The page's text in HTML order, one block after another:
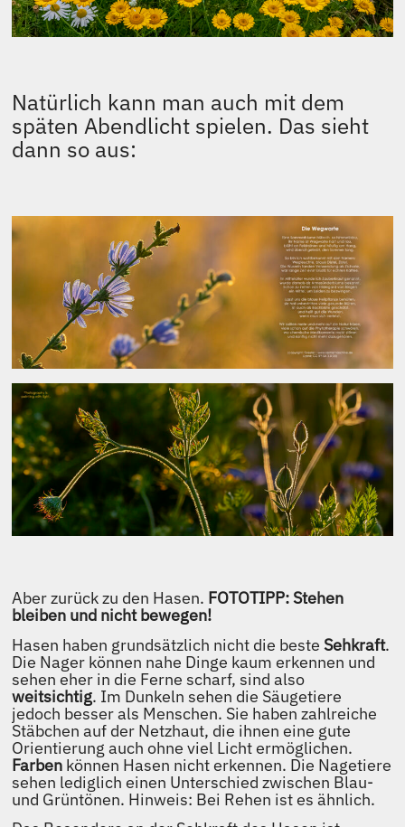
Natürlich kann man auch mit dem
späten Abendlicht spielen. Das sieht
dann so aus:
Aber zurück zu den Hasen. FOTOTIPP: Stehen
bleiben und nicht bewegen!
Hasen haben grundsätzlich nicht die besteSehkraft.
Die Nager können nahe Dinge kaum erkennen und
sehen eher in die Ferne scharf, sind also
weitsichtig. Im Dunkeln sehen die Säugetiere
jedoch besser als Menschen. Sie haben zahlreiche
Stäbchen auf der Netzhaut, die ihnen eine gute
Orientierung auch ohne viel Licht ermöglichen.
Farben können Hasen nicht erkennen. Die Nagetiere
sehen lediglich einen Unterschied zwischen Blau-
und Grüntönen. Hinweis: Bei Rehen ist es ähnlich.